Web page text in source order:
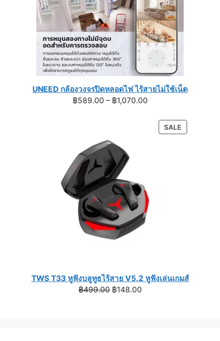
UNEED กล้องวงจรปิดหลอดไฟ ไร้สายไม่ใช้เน็ต
฿589.00 – ฿1,070.00Price
฿589.00
through
SALEPRODUCT
ON
TWS T33 หูฟังบลูทูธไร้สาย V5.2 หูฟังเล่นเกมส์
฿499.00 Original
฿148.00Current